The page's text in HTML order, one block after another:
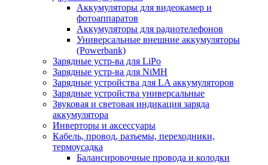
Аккумуляторы для видеокамер и
фотоаппаратов
Аккумуляторы для радиотелефонов
Универсальные внешние аккумуляторы
(Powerbank)
Зарядные устр-ва для LiPo
Зарядные устр-ва для NiMH
Зарядные устройства для LA аккумуляторов
Зарядные устройства универсальные
Звуковая и световая индикация заряда
аккумулятора
Инверторы и аксессуары
Кабель, провод, разъемы, переходники,
термоусадка
Балансировочные провода и колодки